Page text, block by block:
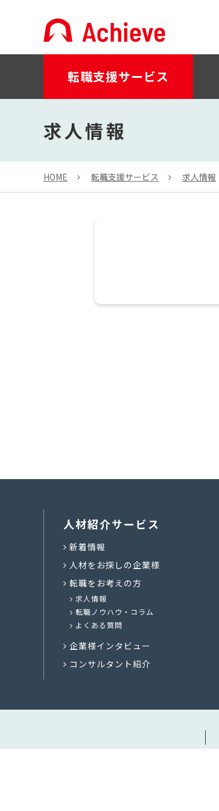
転職支援サービス
求人情報
HOME 転職支援サービス 求人情報
人材紹介サービス
新着情報
人材をお探しの企業様
転職をお考えの方
求人情報
転職ノウハウ・コラム
よくある質問
企業様インタビュー
コンサルタント紹介